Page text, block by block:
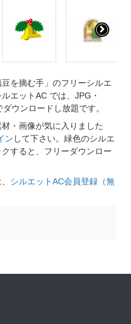
を摘む手」のフリーシルエ
エットAC では、JPG・
ウンロードし放題です。
・画像が気に入りました
ン して下さい。緑色のシルエ
すると、フリーダウンロー
シルエットAC会員登録（無